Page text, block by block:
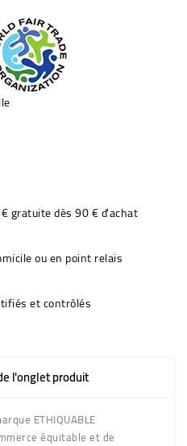
gratuite dès 90 € d'achat
ou en point relais
et contrôlés
l'onglet produit
ETHIQUABLE
équitable et de